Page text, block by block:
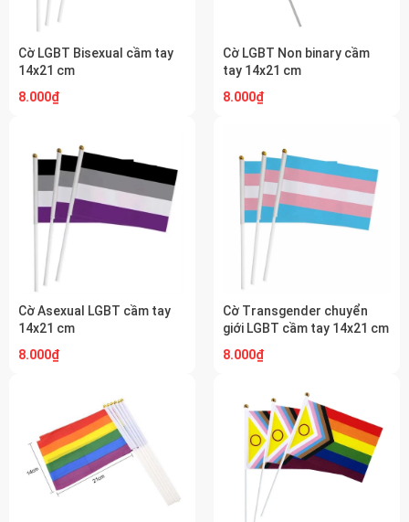
Cờ LGBT Bisexual cầm tay
14x21 cm
8.000₫
Cờ LGBT Non binary cầm
tay 14x21 cm
8.000₫
Cờ Asexual LGBT cầm tay
14x21 cm
8.000₫
Cờ Transgender chuyển
giới LGBT cầm tay 14x21 cm
8.000₫